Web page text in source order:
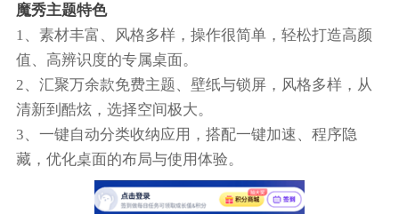
魔秀主题特色
1、素材丰富、风格多样，操作很简单，轻松打造高颜
值、高辨识度的专属桌面。
2、汇聚万余款免费主题、壁纸与锁屏，风格多样，从
清新到酷炫，选择空间极大。
3、一键自动分类收纳应用，搭配一键加速、程序隐
藏，优化桌面的布局与使用体验。